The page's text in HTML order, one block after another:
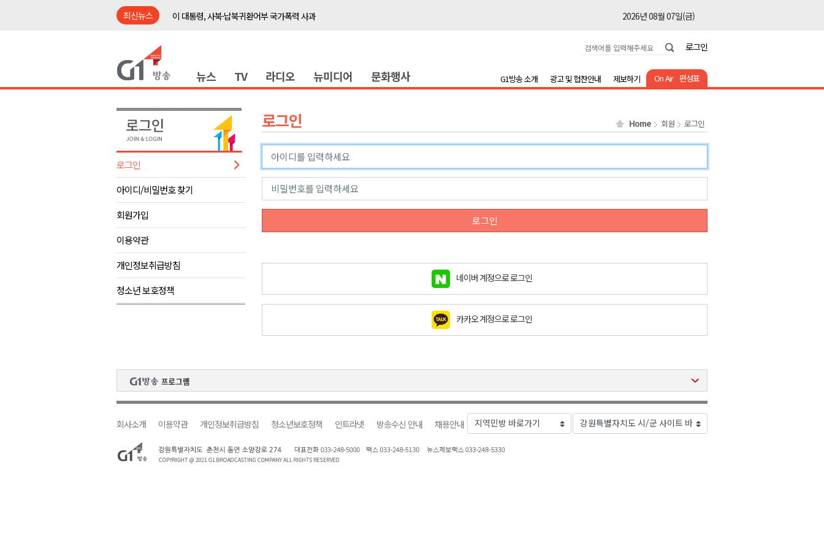
최신뉴스
이 대통령, 사북·납북귀환어부 국가폭력 사과
2026년 08월 07일(금)
2026년 08월 07일(금)
이광재 국회 예결위원장, 강릉시 초청 특별 강연
2026년 08월 07일(금)
육동한 시장, 국제스케이트장 춘천 유치 건의
영월군, 국·도비 확보 보고회 개최
2026년 08월 07일(금)
삼척 공공산후조리원 이전 시급
강원자치도교육청 교감급 이상 387명 인사
2026년 08월 07일(금)
도-시군 첫 간담회..우상호 "하나된 공동체"
이 대통령, 사북·납북귀환어부 국가폭력 사과
2026년 08월 07일(금)
여름축제 더위와 전쟁..물놀이 접목
2026년 08월 07일(금)
강원도, 최휘영 문체부장관과 정책간담회
이광재 국회 예결위원장, 강릉시 초청 특별 강연
검찰청 폐지..해결 과제 산적
강원자치도교육청 교감급 이상 387명 인사
2026년 08월 07일(금)
로그인
뉴스 TV 라디오 뉴미디어 문화행사 On Air 편성표
G1방송 소개 광고 및 협찬안내 제보하기
로그인
아이디/비밀번호 찾기
회원가입
이용약관
개인정보취급방침
청소년 보호정책
로그인 Home 회원 로그인
로그인
네이버 계정으로 로그인
카카오 계정으로 로그인
회사소개 이용약관 개인정보취급방침 청소년보호정책 인트라넷 방송수신 안내 채용안내